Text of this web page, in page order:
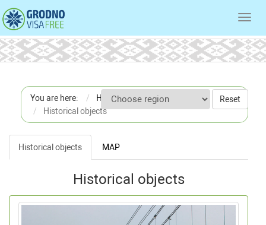
You are here:
Home
Historical objects
Reset
Historical objects MAP
Historical objects